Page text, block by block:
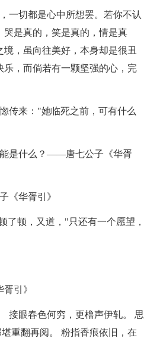
一切都是心中所想罢。若你不认
是真的，笑是真的，情是真
，虽向往美好，本身却是很丑
，而倘若有一颗坚强的心，完
传来："她临死之前，可有什么
能是什么？——唐七公子《华胥
《华胥引》
了顿，又道，"只还有一个愿望，
引》
接眼春色何穷，更橹声伊轧。 思
重翻再阅。 粉指香痕依旧，在